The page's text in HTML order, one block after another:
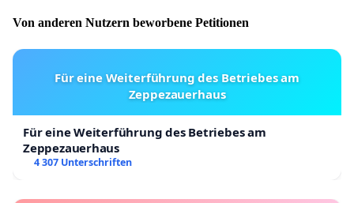
Von anderen Nutzern beworbene Petitionen
Für eine Weiterführung des Betriebes am
Zeppezauerhaus
Für eine Weiterführung des Betriebes am
Zeppezauerhaus
4 307 Unterschriften